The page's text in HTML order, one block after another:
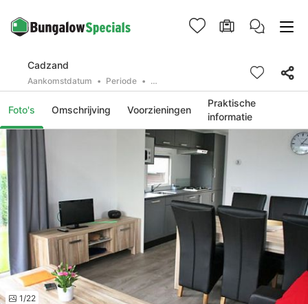
Cadzand
Aankomstdatum Periode 2 personen, 0 huisdier
Foto's Omschrijving Voorzieningen
Praktische
informatie
1/22